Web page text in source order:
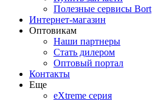
Полезные сервисы Bort
Интернет-магазин
Оптовикам
Наши партнеры
Стать дилером
Оптовый портал
Контакты
Еще
eXtreme серия